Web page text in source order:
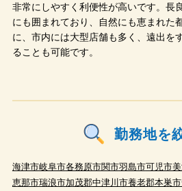
非常にしやすく利便性が高いです。長
にも囲まれており、自然にも恵まれた
に、市内には大型店舗も多く、遠出を
ることも可能です。
勤務地を
海津市岐阜市各務原市関市羽島市可児市
恵那市瑞浪市加茂郡中津川市養老郡本巣市